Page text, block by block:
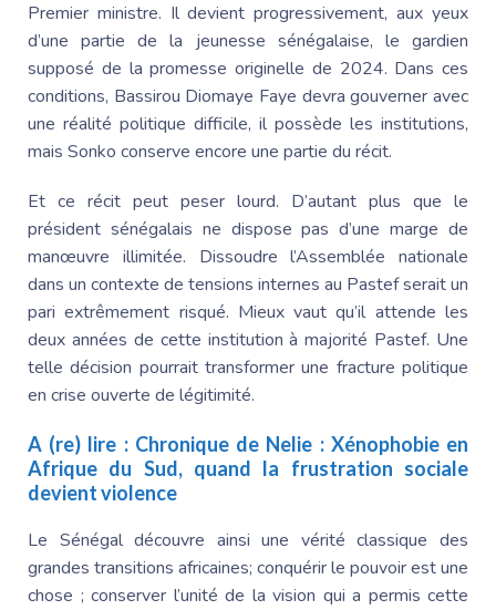
Premier ministre. Il devient progressivement, aux yeux
d’une partie de la jeunesse sénégalaise, le gardien
supposé de la promesse originelle de 2024. Dans ces
conditions, Bassirou Diomaye Faye devra gouverner avec
une réalité politique difficile, il possède les institutions,
mais Sonko conserve encore une partie du récit.
Et ce récit peut peser lourd. D’autant plus que le
président sénégalais ne dispose pas d’une marge de
manœuvre illimitée. Dissoudre l’Assemblée nationale
dans un contexte de tensions internes au Pastef serait un
pari extrêmement risqué. Mieux vaut qu’il attende les
deux années de cette institution à majorité Pastef. Une
telle décision pourrait transformer une fracture politique
en crise ouverte de légitimité.
A (re) lire : Chronique de Nelie : Xénophobie en
Afrique du Sud, quand la frustration sociale
devient violence
Le Sénégaldécouvre ainsi une vérité classique des
grandes transitions africaines; conquérir le pouvoir est une
chose ; conserver l’unité de la vision qui a permis cette